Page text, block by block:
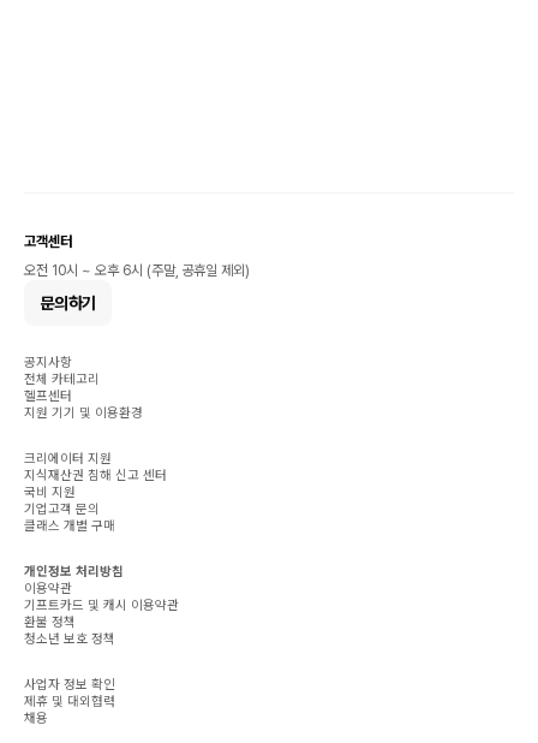
고객센터
오전 10시 ~ 오후 6시 (주말, 공휴일 제외)
문의하기
공지사항
전체 카테고리
헬프센터
지원 기기 및 이용환경
크리에이터 지원
지식재산권 침해 신고 센터
국비 지원
기업고객 문의
클래스 개별 구매
개인정보 처리방침
이용약관
기프트카드 및 캐시 이용약관
환불 정책
청소년 보호 정책
사업자 정보 확인
제휴 및 대외협력
채용